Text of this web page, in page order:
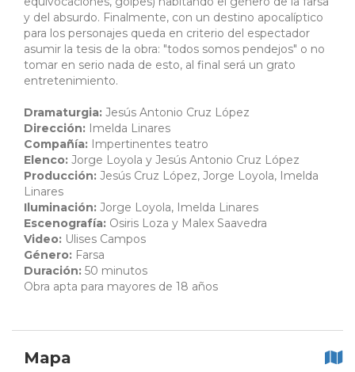
y del absurdo. Finalmente, con un destino apocalíptico
para los personajes queda en criterio del espectador
asumir la tesis de la obra: "todos somos pendejos" o no
tomar en serio nada de esto, al final será un grato
entretenimiento.
Dramaturgia: Jesús Antonio Cruz López
Dirección: Imelda Linares
Compañía: Impertinentes teatro
Elenco: Jorge Loyola y Jesús Antonio Cruz López
Producción: Jesús Cruz López, Jorge Loyola, Imelda
Linares
Iluminación: Jorge Loyola, Imelda Linares
Escenografía: Osiris Loza y Malex Saavedra
Video: Ulises Campos
Género: Farsa
Duración: 50 minutos
Obra apta para mayores de 18 años
Mapa